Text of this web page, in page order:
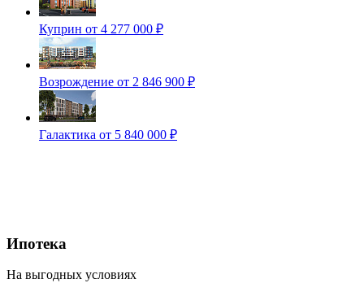
Куприн от 4 277 000 ₽
Возрождение от 2 846 900 ₽
Галактика от 5 840 000 ₽
Ипотека
На выгодных условиях